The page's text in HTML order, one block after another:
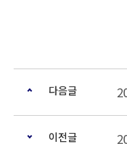
다음글
이전글